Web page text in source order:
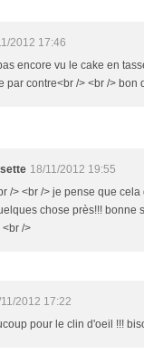
2012 17:46
encore vu le cake en
par contre<br /> <br /> bon
18/11/2012 19:55
/> <br /> je pense que
chose près!!! bonne
<br />
2012 17:22
pour le clin d'oeil !!!